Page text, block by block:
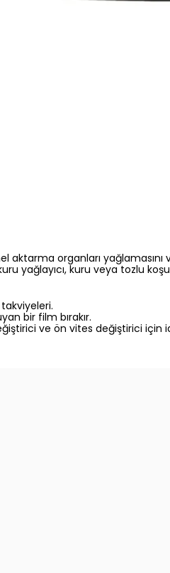
aktarma organları
yağlayıcı, kuru veya tozlu
bir film bırakır.
ve ön vites değiştirici için